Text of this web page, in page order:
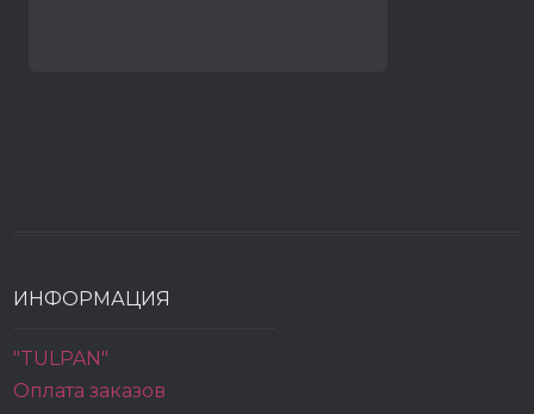
ИНФОРМАЦИЯ
"TULPAN"
Оплата заказов